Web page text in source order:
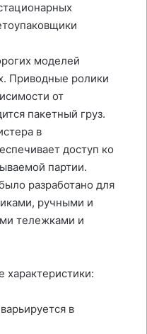
моделей
Приводные ролики
от
пакетный груз.
в
доступ ко
партии.
разработано для
ручными и
тележками и
характеристики:
в